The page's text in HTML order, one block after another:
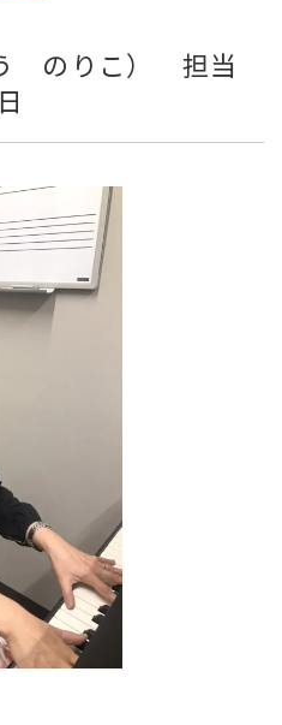
のりこ） 担当